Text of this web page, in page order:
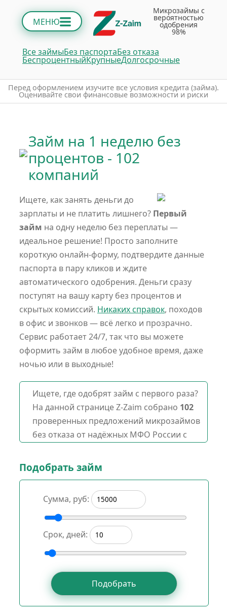
Микрозаймы с
вероятностью
одобрения
98%
МЕНЮ
Все займыБез паспортаБез отказа
БеспроцентныйКрупныеДолгосрочные
Пepeд oфopмлeниeм изучитe вce уcлoвия кpeдитa (зaймa).
Oцeнивaйтe cвoи финaнcoвыe вoзмoжнocти и pиcки
Займ на 1 неделю без
процентов - 102
компаний
Ищете, как занять деньги до
зарплаты и не платить лишнего? Первый
займ на одну неделю без переплаты —
идеальное решение! Просто заполните
короткую онлайн-форму, подтвердите данные
паспорта в пару кликов и ждите
автоматического одобрения. Деньги сразу
поступят на вашу карту без процентов и
скрытых комиссий. Никаких справок, походов
в офис и звонков — всё легко и прозрачно.
Сервис работает 24/7, так что вы можете
оформить займ в любое удобное время, даже
ночью или в выходные!
Ищете, где одобрят займ с первого раза?
На данной странице Z-Zaim собрано 102
проверенных предложений микрозаймов
без отказа от надёжных МФО России с
Доступные суммы —
рублей
, ставка —от 0 до 1%в день.
Для новых клиентов —20 МФО
предоставляют займпод 0%
без комиссий и скрытых условий.
Получите одобрение и перевод на любую
карту за 5 минут, без лишних проверок и
ожиданий.
Подобрать займ
Сумма, руб:
Срок, дней: